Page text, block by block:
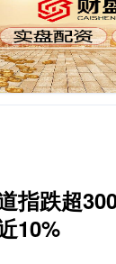
指跌超
10%